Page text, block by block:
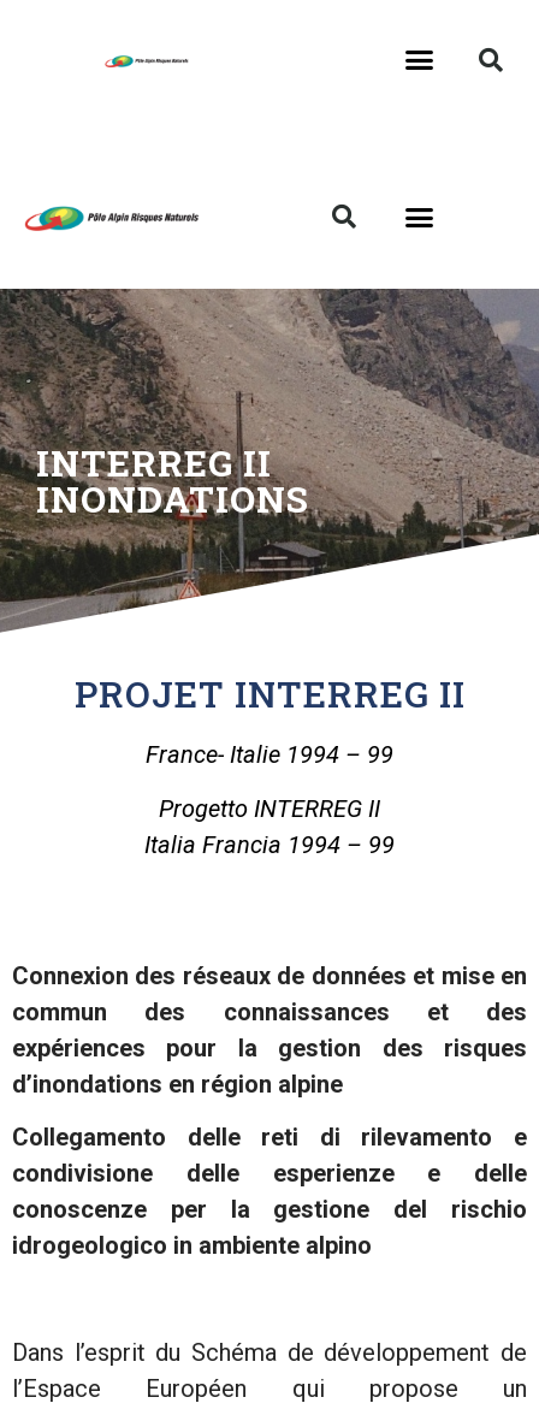
INTERREG II
INONDATIONS
PROJET INTERREG II
France- Italie 1994 – 99
Progetto INTERREG II
Italia Francia 1994 – 99
Connexion des réseaux de données et mise en
commun des connaissances et des
expériences pour la gestion des risques
d’inondations en région alpine
Collegamento delle reti di rilevamento e
condivisione delle esperienze e delle
conoscenze per la gestione del rischio
idrogeologico in ambiente alpino
Dans l’esprit du Schéma de développement de
l’Espace Européen qui propose un